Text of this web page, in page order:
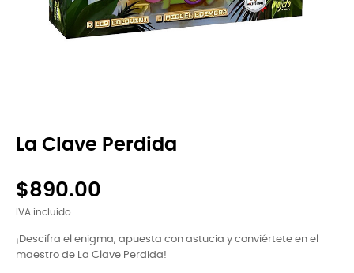
La Clave Perdida
$890.00
IVA incluido
¡Descifra el enigma, apuesta con astucia y conviértete en el
maestro de La Clave Perdida!